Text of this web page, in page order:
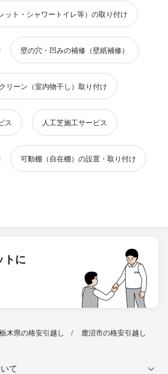
ット・シャワートイレ等）の取り付け
壁の穴・凹みの補修（壁紙補修）
リーン（室内物干し）取り付け
ス 人工芝施工サービス
可動棚（自在棚）の設置・取り付け
トに
栃木県の格安引越し 鹿沼市の格安引越し
て